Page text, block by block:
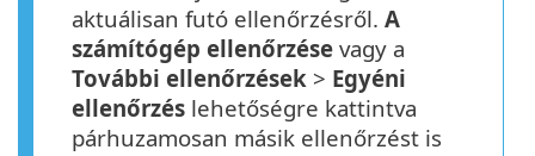
aktuálisan futó ellenőrzésről. A
számítógép ellenőrzése vagy a
További ellenőrzések > Egyéni
ellenőrzés lehetőségre kattintva
párhuzamosan másik ellenőrzést is